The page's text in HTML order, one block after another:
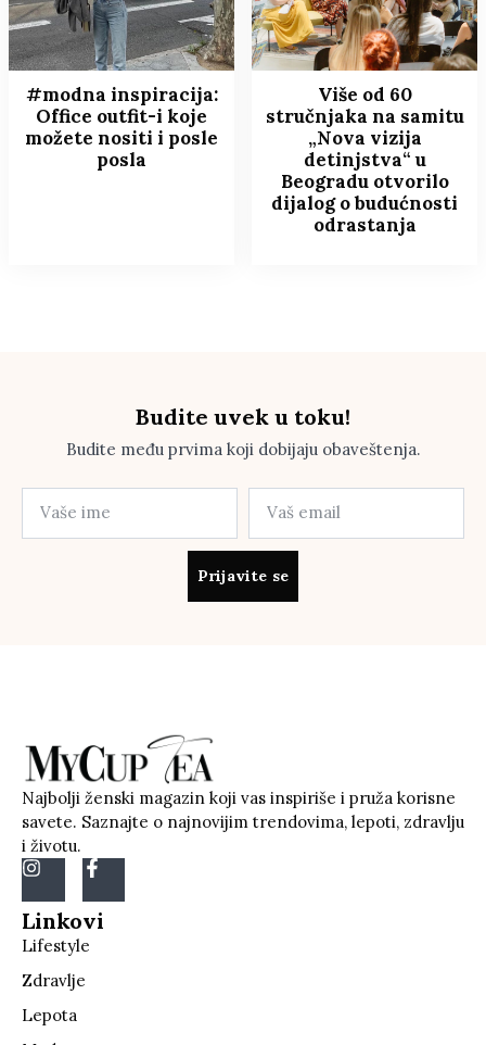
#modna inspiracija:
Office outfit-i koje
možete nositi i posle
posla
Više od 60
stručnjaka na samitu
„Nova vizija
detinjstva“ u
Beogradu otvorilo
dijalog o budućnosti
odrastanja
Budite uvek u toku!
Budite među prvima koji dobijaju obaveštenja.
Prijavite se
Najbolji ženski magazin koji vas inspiriše i pruža korisne
savete. Saznajte o najnovijim trendovima, lepoti, zdravlju
i životu.
Linkovi
Lifestyle
Zdravlje
Lepota